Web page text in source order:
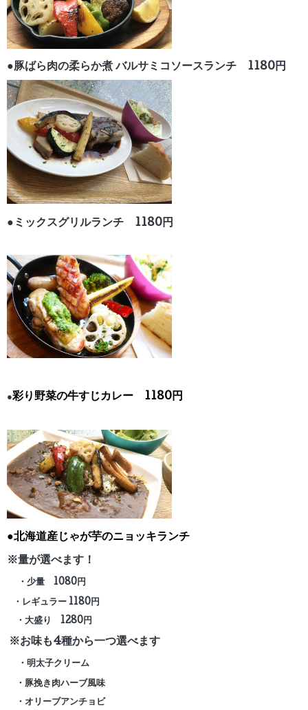
●豚ばら肉の柔らか煮バルサミコソースランチ 1180円
●ミックスグリルランチ 1180円
●彩り野菜の牛すじカレー 1180円
●北海道産じゃが芋のニョッキランチ
※量が選べます！
・少量 1080円
・レギュラー 1180円
・大盛り 1280円
※お味も4種から一つ選べます
・明太子クリーム
・豚挽き肉ハーブ風味
・オリーブアンチョビ